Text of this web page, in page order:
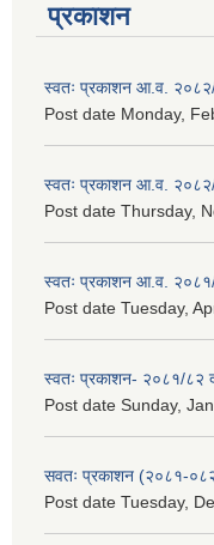
प्रकाशन
स्वतः प्रकाशन आ.व. २०८२/
Post date Monday,
स्वतः प्रकाशन आ.व.
Post date Thursday,
स्वतः प्रकाशन आ.व.
Post date Tuesday,
स्वतः प्रकाशन- २०८१/८२
Post date Sunday,
सवतः प्रकाशन (२०८१-०८२
Post date Tuesday,